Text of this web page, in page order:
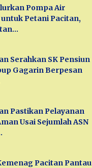
Pompa Air
Petani Pacitan,
Serahkan SK Pensiun
Gagarin Berpesan
Pastikan Pelayanan
Usai Sejumlah ASN
Pacitan Pantau